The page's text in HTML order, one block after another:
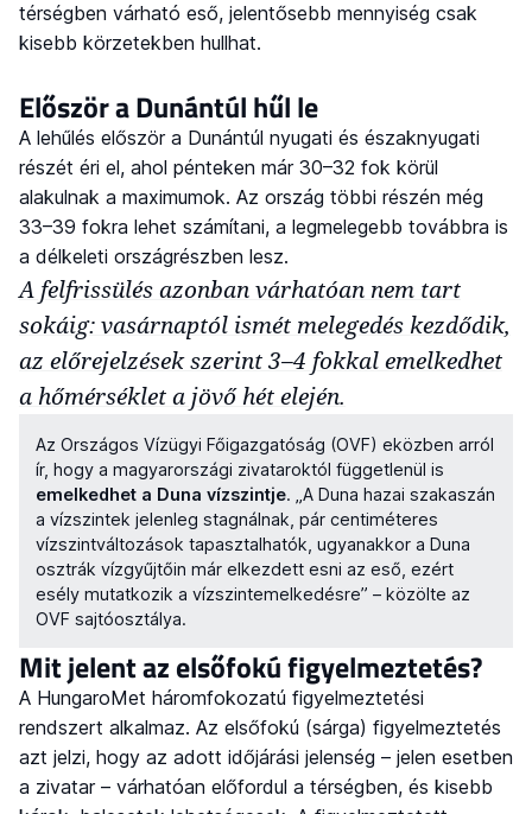
térségben várható eső, jelentősebb mennyiség csak
kisebb körzetekben hullhat.
Először a Dunántúl hűl le
A lehűlés először a Dunántúl nyugati és északnyugati
részét éri el, ahol pénteken már 30–32 fok körül
alakulnak a maximumok. Az ország többi részén még
33–39 fokra lehet számítani, a legmelegebb továbbra is
a délkeleti országrészben lesz.
A felfrissülés azonban várhatóan nem tart
sokáig: vasárnaptól ismét melegedés kezdődik,
az előrejelzések szerint 3–4 fokkal emelkedhet
a hőmérséklet a jövő hét elején.
Az Országos Vízügyi Főigazgatóság (OVF) eközben arról
ír, hogy a magyarországi zivataroktól függetlenül is
emelkedhet a Duna vízszintje. „A Duna hazai szakaszán
a vízszintek jelenleg stagnálnak, pár centiméteres
vízszintváltozások tapasztalhatók, ugyanakkor a Duna
osztrák vízgyűjtőin már elkezdett esni az eső, ezért
esély mutatkozik a vízszintemelkedésre” – közölte az
OVF sajtóosztálya.
Mit jelent az elsőfokú figyelmeztetés?
A HungaroMet háromfokozatú figyelmeztetési
rendszert alkalmaz. Az elsőfokú (sárga) figyelmeztetés
azt jelzi, hogy az adott időjárási jelenség – jelen esetben
a zivatar – várhatóan előfordul a térségben, és kisebb